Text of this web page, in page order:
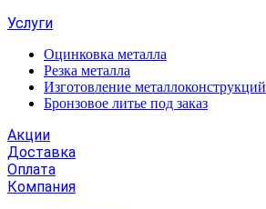
Услуги
Оцинковка металла
Резка металла
Изготовление металлоконструкций
Бронзовое литье под заказ
Акции
Доставка
Оплата
Компания